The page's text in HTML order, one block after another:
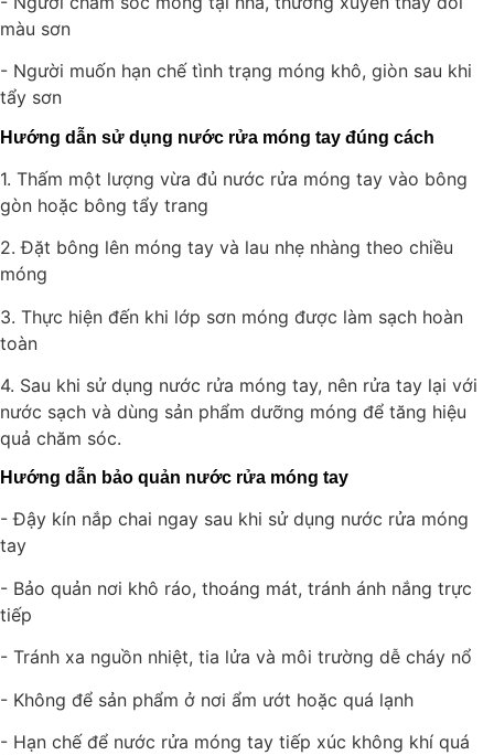
màu sơn
- Người muốn hạn chế tình trạng móng khô, giòn sau khi
tẩy sơn
Hướng dẫn sử dụng nước rửa móng tay đúng cách
1. Thấm một lượng vừa đủ nước rửa móng tay vào bông
gòn hoặc bông tẩy trang
2. Đặt bông lên móng tay và lau nhẹ nhàng theo chiều
móng
3. Thực hiện đến khi lớp sơn móng được làm sạch hoàn
toàn
4. Sau khi sử dụng nước rửa móng tay, nên rửa tay lại với
nước sạch và dùng sản phẩm dưỡng móng để tăng hiệu
quả chăm sóc.
Hướng dẫn bảo quản nước rửa móng tay
- Đậy kín nắp chai ngay sau khi sử dụng nước rửa móng
tay
- Bảo quản nơi khô ráo, thoáng mát, tránh ánh nắng trực
tiếp
- Tránh xa nguồn nhiệt, tia lửa và môi trường dễ cháy nổ
- Không để sản phẩm ở nơi ẩm ướt hoặc quá lạnh
- Hạn chế để nước rửa móng tay tiếp xúc không khí quá